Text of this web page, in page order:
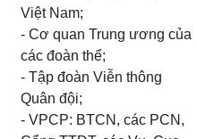
Việt Nam;
- Cơ quan Trung ương của
các đoàn thể;
- Tập đoàn Viễn thông
Quân đội;
- VPCP: BTCN, các PCN,